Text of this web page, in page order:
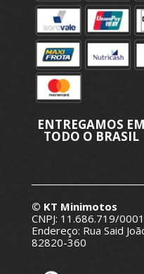
ENTREGAMOS EM
TODO O BRASIL
© KT Minimotos
CNPJ: 11.686.719/
Endereço: Rua Said
82820-360